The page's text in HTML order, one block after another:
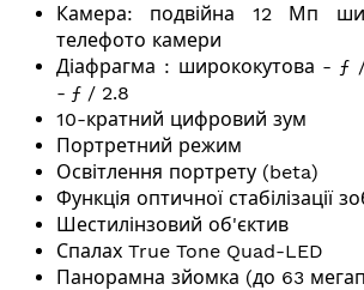
Камера: подвійна 12 Мп
телефото камери
Діафрагма : ширококутова - ƒ
- ƒ / 2.8
10-кратний цифровий зум
Портретний режим
Освітлення портрету (beta)
Функція оптичної стабілізації
Шестилінзовий об'єктив
Спалах True Tone Quad-LED
Панорамна зйомка (до 63